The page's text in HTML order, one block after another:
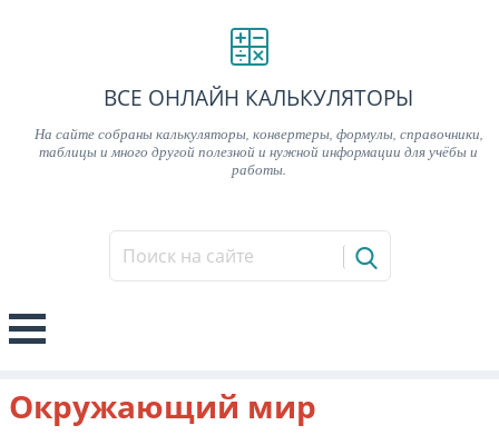
ВСЕ ОНЛАЙН КАЛЬКУЛЯТОРЫ
На сайте собраны калькуляторы, конвертеры, формулы, справочники,
таблицы и много другой полезной и нужной информации для учёбы и
работы.
Окружающий мир